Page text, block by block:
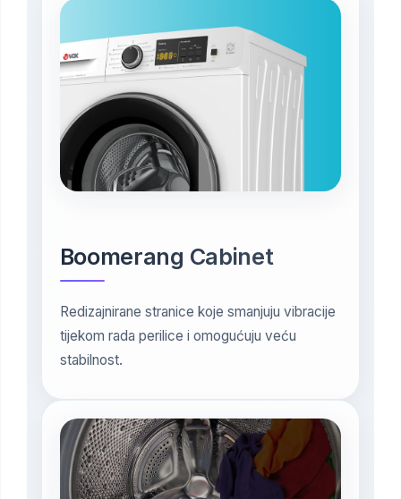
Boomerang Cabinet
Redizajnirane stranice koje smanjuju vibracije
tijekom rada perilice i omogućuju veću
stabilnost.